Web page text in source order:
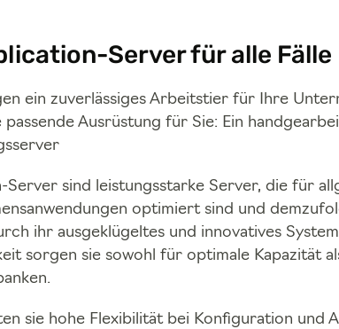
Server für alle Fälle
ein zuverlässiges Arbeitstier für Ihre
passende Ausrüstung für Sie: Ein
Server sind leistungsstarke Server, die für
optimiert sind und
ihr ausgeklügeltes und innovatives
sorgen sie sowohl für optimale Kapazität
sie hohe Flexibilität bei Konfiguration und